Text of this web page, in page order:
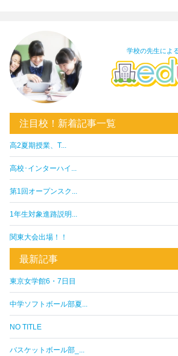
学校の先生によ
注目校！新着記事一覧
高2夏期授業、T...
高校･インターハイ...
第1回オープンスク...
1年生対象進路説明...
関東大会出場！！
最新記事
東京女学館6・7日目
中学ソフトボール部夏...
NO TITLE
バスケットボール部_...